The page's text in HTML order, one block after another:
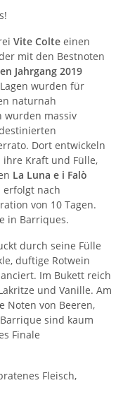
Vite Colte einen
mit den Bestnoten
Jahrgang 2019
wurden für
naturnah
wurden massiv
Dort entwickeln
ihre Kraft und Fülle,
La Luna e i Falò
erfolgt nach
von 10 Tagen.
in Barriques.
durch seine Fülle
duftige Rotwein
Im Bukett reich
und Vanille. Am
Noten von Beeren,
sind kaum
Finale
Fleisch,